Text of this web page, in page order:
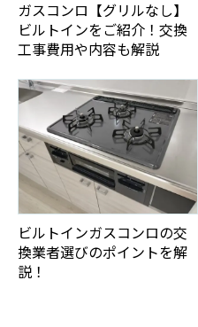
ガスコンロ【グリルなし】
ビルトインをご紹介！交換
工事費用や内容も解説
ビルトインガスコンロの交
換業者選びのポイントを解
説！